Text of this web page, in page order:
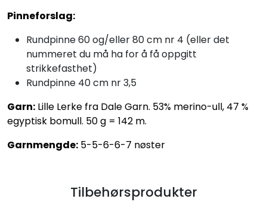
Pinneforslag:
Rundpinne 60 og/eller 80 cm nr 4 (eller det
nummeret du må ha for å få oppgitt
strikkefasthet)
Rundpinne 40 cm nr 3,5
Garn: Lille Lerke fra Dale Garn. 53% merino-ull, 47 %
egyptisk bomull. 50 g = 142 m.
Garnmengde: 5-5-6-6-7 nøster
Tilbehørsprodukter